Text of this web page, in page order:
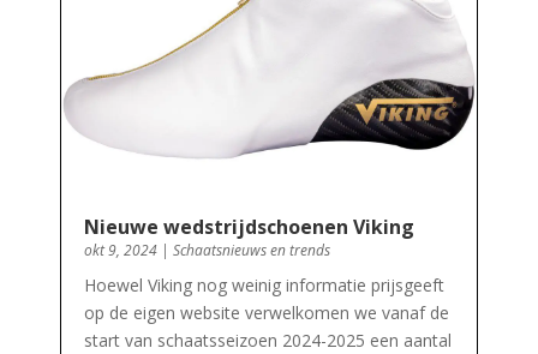
Nieuwe wedstrijdschoenen Viking
okt 9, 2024| Schaatsnieuws en trends
Hoewel Viking nog weinig informatie prijsgeeft
op de eigen website verwelkomen we vanaf de
start van schaatsseizoen 2024-2025 een aantal